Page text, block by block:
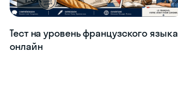
Тест на уровень французского языка
онлайн